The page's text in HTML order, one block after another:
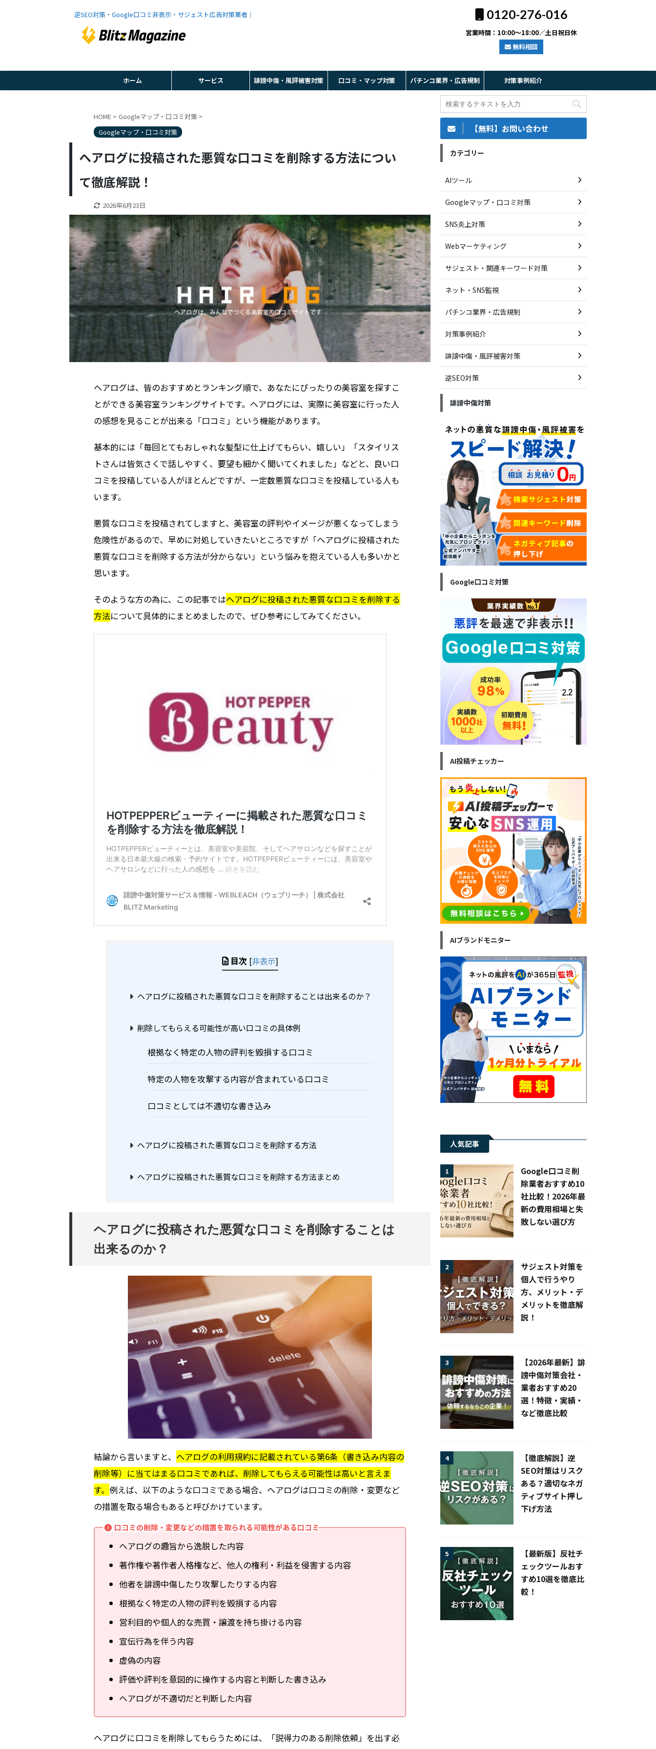
逆SEO対策・Google口コミ非表示・サジェスト広告対策業者｜ 0120-276-016
営業時間：10:00～18:00／土日祝日休
無料相談
ホーム サービス 誹謗中傷・風評被害対策 口コミ・マップ対策 パチンコ業界・広告規制 対策事例紹介
HOME > Googleマップ・口コミ対策 >
Googleマップ・口コミ対策
ヘアログに投稿された悪質な口コミを削除する方法につい
て徹底解説！
2026年6月23日
ヘアログは、皆のおすすめとランキング順で、あなたにぴったりの美容室を探すこ
とができる美容室ランキングサイトです。ヘアログには、実際に美容室に行った人
の感想を見ることが出来る「口コミ」という機能があります。
基本的には「毎回とてもおしゃれな髪型に仕上げてもらい、嬉しい」「スタイリス
トさんは皆気さくで話しやすく、要望も細かく聞いてくれました」などと、良い口
コミを投稿している人がほとんどですが、一定数悪質な口コミを投稿している人も
います。
悪質な口コミを投稿されてしますと、美容室の評判やイメージが悪くなってしまう
危険性があるので、早めに対処していきたいところですが「ヘアログに投稿された
悪質な口コミを削除する方法が分からない」という悩みを抱えている人も多いかと
思います。
そのような方の為に、この記事ではヘアログに投稿された悪質な口コミを削除する
方法について具体的にまとめましたので、ぜひ参考にしてみてください。
目次 [非表示]
ヘアログに投稿された悪質な口コミを削除することは出来るのか？
削除してもらえる可能性が高い口コミの具体例
根拠なく特定の人物の評判を毀損する口コミ
特定の人物を攻撃する内容が含まれている口コミ
口コミとしては不適切な書き込み
ヘアログに投稿された悪質な口コミを削除する方法
ヘアログに投稿された悪質な口コミを削除する方法まとめ
ヘアログに投稿された悪質な口コミを削除することは
出来るのか？
結論から言いますと、 ヘアログの利用規約に記載されている第6条（書き込み内容の
削除等）に当てはまる口コミであれば、削除してもらえる可能性は高いと言えま
す。 例えば、以下のような口コミである場合、ヘアログは口コミの削除・変更など
の措置を取る場合もあると呼びかけています。
口コミの削除・変更などの措置を取られる可能性がある口コミ
ヘアログの趣旨から逸脱した内容
著作権や著作者人格権など、他人の権利・利益を侵害する内容
他者を誹謗中傷したり攻撃したりする内容
根拠なく特定の人物の評判を毀損する内容
営利目的や個人的な売買・譲渡を持ち掛ける内容
宣伝行為を伴う内容
虚偽の内容
評価や評判を意図的に操作する内容と判断した書き込み
ヘアログが不適切だと判断した内容
ヘアログに口コミを削除してもらうためには、「説得力のある削除依頼」を出す必
【無料】お問い合わせ
カテゴリー
AIツール
Googleマップ・口コミ対策
SNS炎上対策
Webマーケティング
サジェスト・関連キーワード対策
ネット・SNS監視
パチンコ業界・広告規制
対策事例紹介
誹謗中傷・風評被害対策
逆SEO対策
誹謗中傷対策
Google口コミ対策
AI投稿チェッカー
AIブランドモニター
人気記事
1
Google口コミ削
除業者おすすめ10
社比較！2026年最
新の費用相場と失
敗しない選び方
2
サジェスト対策を
個人で行うやり
方、メリット・デ
メリットを徹底解
説！
3
【2026年最新】誹
謗中傷対策会社・
業者おすすめ20
選！特徴・実績・
など徹底比較
4
【徹底解説】逆
SEO対策はリスク
ある？適切なネガ
ティブサイト押し
下げ方法
5
【最新版】反社チ
ェックツールおす
すめ10選を徹底比
較！